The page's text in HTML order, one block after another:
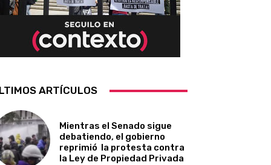
ARTÍCULOS
Mientras el Senado sigue
debatiendo, el gobierno
reprimió la protesta contra
la Ley de Propiedad Privada